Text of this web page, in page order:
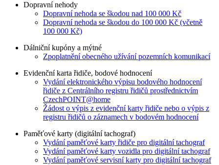
Dopravní nehody
Dopravní nehoda se škodou nad 100 000 Kč
Dopravní nehoda se škodou do 100 000 Kč (včetně
100 000 Kč)
Dálniční kupóny a mýtné
Zpoplatnění obecného užívání pozemních komunikací
Evidenční karta řidiče, bodové hodnocení
Vydání elektronického výpisu bodového hodnocení
řidiče z Centrálního registru řidičů prostřednictvím
CzechPOINT@home
Žádost o výpis z evidenční karty řidiče nebo o výpis z
registru řidičů o záznamech v bodovém hodnocení
Paměťové karty (digitální tachograf)
Vydání paměťové karty řidiče pro digitální tachograf
Vydání paměťové karty vozidla pro digitální tachograf
Vydání paměťové servisní karty pro digitální tachograf